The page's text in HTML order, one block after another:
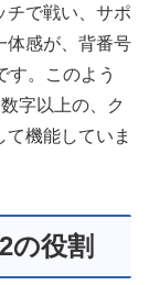
チで戦い、サポ
体感が、背番号
す。このよう
字以上の、ク
機能していま
の役割